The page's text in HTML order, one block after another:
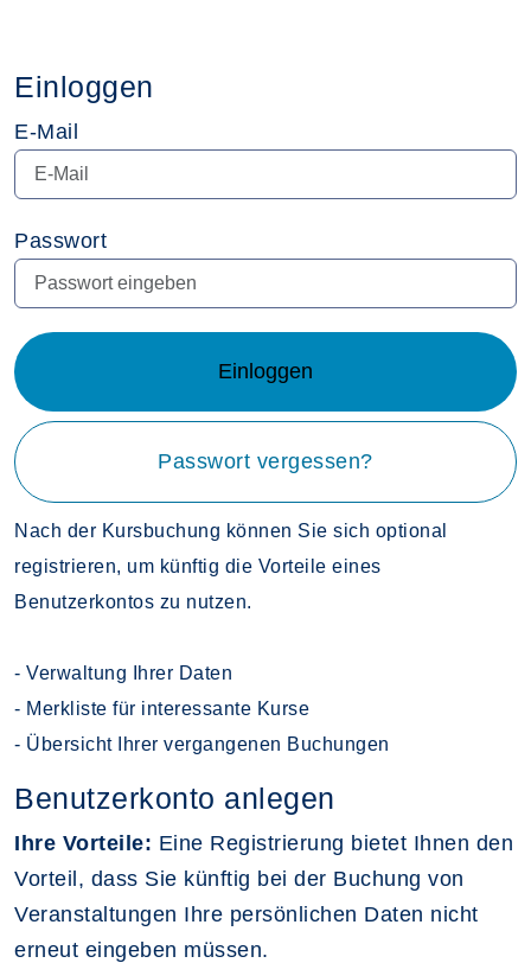
Einloggen
E-Mail
Passwort
Einloggen
Passwort vergessen?
Nach der Kursbuchung können Sie sich optional
registrieren, um künftig die Vorteile eines
Benutzerkontos zu nutzen.
- Verwaltung Ihrer Daten
- Merkliste für interessante Kurse
- Übersicht Ihrer vergangenen Buchungen
Benutzerkonto anlegen
Ihre Vorteile: Eine Registrierung bietet Ihnen den
Vorteil, dass Sie künftig bei der Buchung von
Veranstaltungen Ihre persönlichen Daten nicht
erneut eingeben müssen.